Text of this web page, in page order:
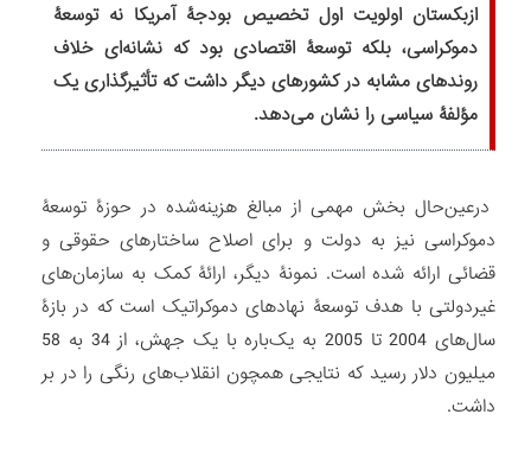
ازبکستان اولویت اول تخصیص بودجۀ آمریکا نه توسعۀ
دموکراسی، بلکه توسعۀ اقتصادی بود که نشانه‌ای خلاف
روندهای مشابه در کشورهای دیگر داشت که تأثیرگذاری یک
مؤلفۀ سیاسی را نشان می‌دهد.
درعین‌حال بخش مهمی از مبالغ هزینه‌شده در حوزۀ توسعۀ
دموکراسی نیز به دولت و برای اصلاح ساختارهای حقوقی و
قضائی ارائه شده است. نمونۀ دیگر، ارائۀ کمک به سازمان‌های
غیردولتی با هدف توسعۀ نهادهای دموکراتیک است که در بازۀ
سال‌های 2004 تا 2005 به یک‌باره با یک جهش، از 34 به 58
میلیون دلار رسید که نتایجی همچون انقلاب‌های رنگی را در بر
داشت.